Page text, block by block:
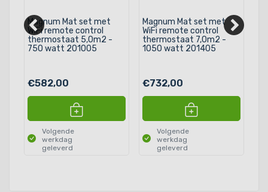
Magnum Mat set met
WiFi remote control
thermostaat 5,0m2 -
750 watt 201005
€582,00
Volgende
werkdag
geleverd
Magnum Mat set met
WiFi remote control
thermostaat 7,0m2 -
1050 watt 201405
€732,00
Volgende
werkdag
geleverd